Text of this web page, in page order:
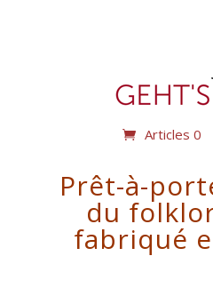
Articles 0
Prêt-à-
du
fabriqué